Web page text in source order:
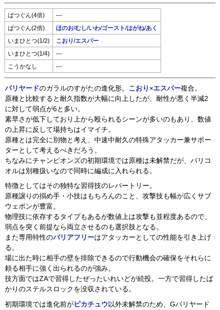
ばつぐん(4倍) ---
ばつぐん(2倍) ほのお/むし/いわ/ゴースト/はがね/あく
いまひとつ(1/2) こおり/エスパー
いまひとつ(1/4) ---
こうかなし ---
バリヤードのガラルのすがたの進化形。 こおり ×エスパー複合。
原種と比較すると耐久指数が大幅に向上したが、耐性が悪く半減2
に対して弱点が6と多い。
素早さが低下しており上から殴られるシーンが多いのもあり、数値
の上昇に反して場持ちはイマイチ。
原種とは完全に別物と考え、中速中耐久の特殊アタッカー兼サポー
ターとして考えるべきだろう。
ちなみにチャンピオンズの初期環境では原種は未解禁だが、バリコ
オルは別種扱いなので同時に編成に入れられる。
特徴としてはその独特な習得技のレパートリー。
原種譲りの搦め手・小技はもちろんのこと、攻撃技も幅が広くサブ
ウェポンが豊富。
物理技に依存するタイプもあるが数値上は攻撃も並程度あるので、
弱点を突く前提なら両立させるのも選択肢となる。
また専用特性のバリアフリーはアタッカーとしての性能を引き上げ
る。
場に出た時に相手の壁を排除できるので行動機会の確保をそれらに
頼る相手に強く出られるのが強み。
技方面ではZAで習得したぜったいれいどが続投。一方で習得したば
かりのステルスロックを没収されている。
初期環境では進化前がピカチュウ 以外未解禁のため、Gバリヤード